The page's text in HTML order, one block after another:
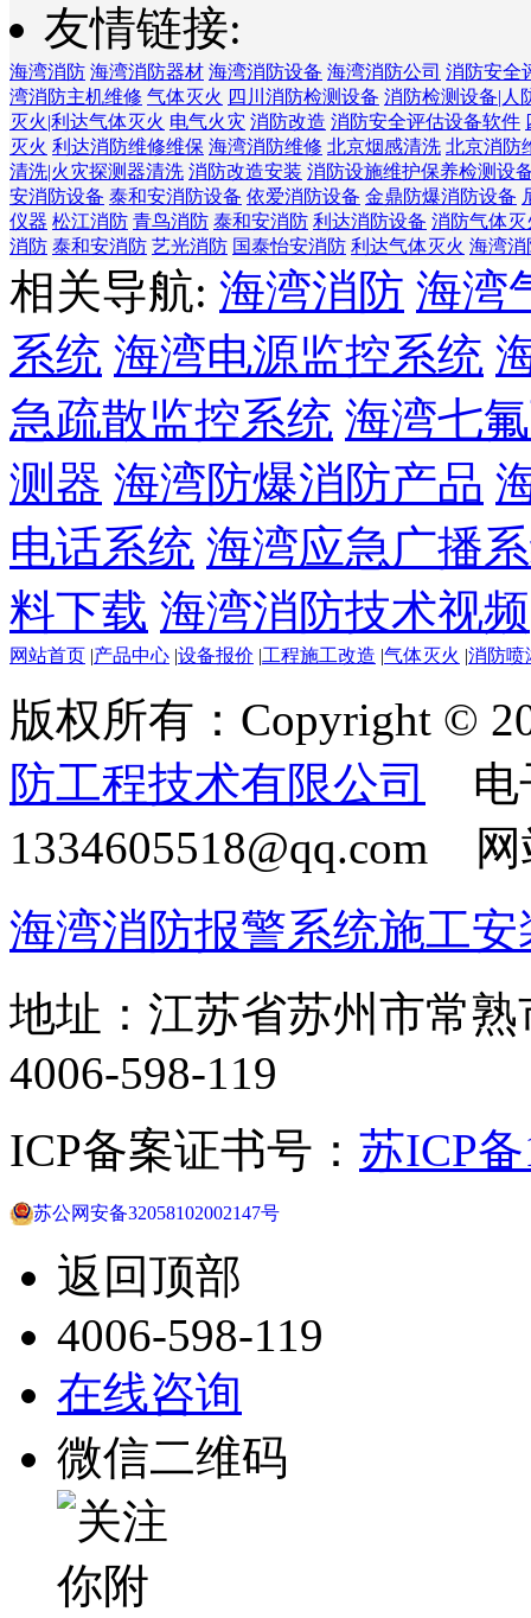
友情链接:
海湾消防 海湾消防器材 海湾消防设备 海湾消防公司 消防安全
湾消防主机维修 气体灭火 四川消防检测设备 消防检测设备|人
灭火|利达气体灭火 电气火灾 消防改造 消防安全评估设备软件
灭火 利达消防维修维保 海湾消防维修 北京烟感清洗 北京消防
清洗|火灾探测器清洗 消防改造安装 消防设施维护保养检测设
安消防设备 泰和安消防设备 依爱消防设备 金鼎防爆消防设备
仪器 松江消防 青鸟消防 泰和安消防 利达消防设备 消防气体灭
消防 泰和安消防 艺光消防 国泰怡安消防 利达气体灭火 海湾消
相关导航: 海湾消防 海湾
系统 海湾电源监控系统
急疏散监控系统 海湾七
测器 海湾防爆消防产品
电话系统 海湾应急广播
料下载 海湾消防技术视频
网站首页 |产品中心 |设备报价 |工程施工改造 |气体灭火 |消防喷
版权所有：Copyright ©
防工程技术有限公司
电
1334605518@qq.com
海湾消防报警系统施工
地址：江苏省苏州市常
4006-598-119
ICP备案证书号： 苏ICP
苏公网安备32058102002147号
返回顶部
4006-598-119
在线咨询
微信二维码